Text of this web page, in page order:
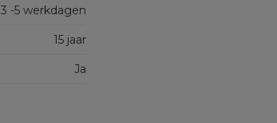
3 -5 werkdagen
15 jaar
Ja